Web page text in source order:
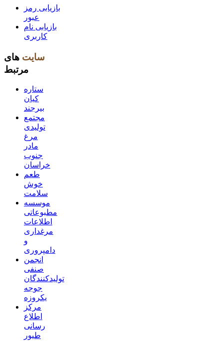
بازیابی رمز
عبور
بازیابی نام
کاربری
سایت های
مرتبط
ستاره
کیان
بیرجند
مجتمع
تولیدی
مرغ
مادر
جنوب
خراسان
طعم
خوش
سلامت
موسسه
مطبوعاتی
اطلاعات
مرغداری
و
دامپروری
انجمن
صنفی
تولیدکنندگان
جوجه
یکروزه
مرکز
اطلاع
رسانی
طیور